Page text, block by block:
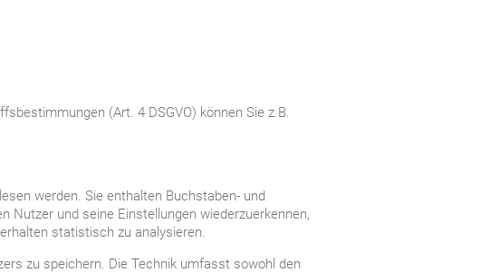
(Art. 4 DSGVO) können Sie z.B.
werden. Sie enthalten Buchstaben- und
Nutzer und seine Einstellungen wiederzuerkennen,
statistisch zu analysieren.
zu speichern. Die Technik umfasst sowohl den